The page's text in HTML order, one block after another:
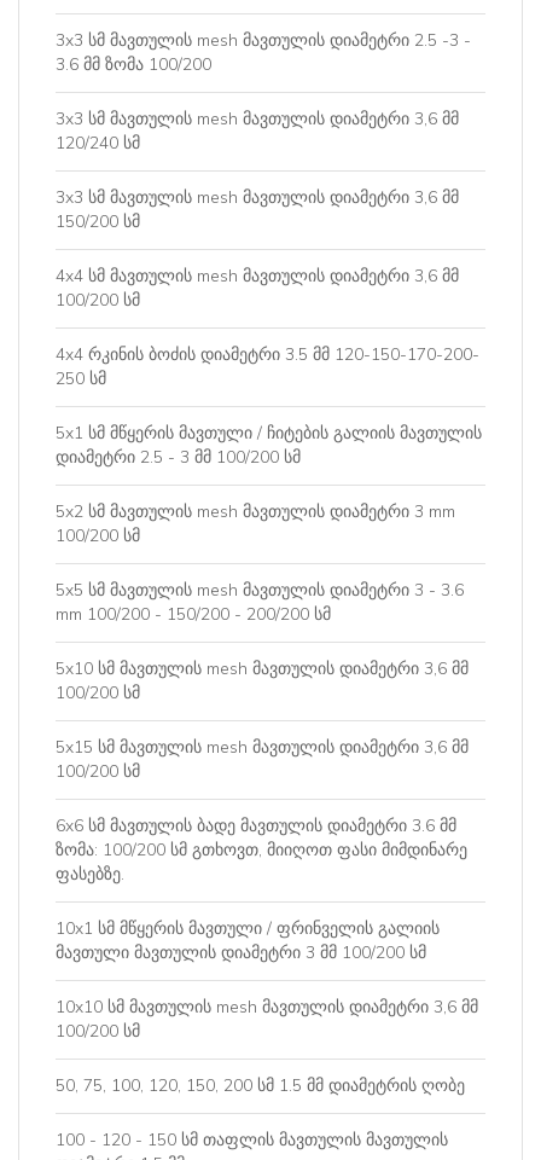
3x3 სმ მავთულის mesh მავთულის დიამეტრი 2.5 -3 -
3.6 მმ ზომა 100/200
3x3 სმ მავთულის mesh მავთულის დიამეტრი 3,6 მმ
120/240 სმ
3x3 სმ მავთულის mesh მავთულის დიამეტრი 3,6 მმ
150/200 სმ
4x4 სმ მავთულის mesh მავთულის დიამეტრი 3,6 მმ
100/200 სმ
4x4 რკინის ბოძის დიამეტრი 3.5 მმ 120-150-170-200-
250 სმ
5x1 სმ მწყერის მავთული / ჩიტების გალიის მავთულის
დიამეტრი 2.5 - 3 მმ 100/200 სმ
5x2 სმ მავთულის mesh მავთულის დიამეტრი 3 mm
100/200 სმ
5x5 სმ მავთულის mesh მავთულის დიამეტრი 3 - 3.6
mm 100/200 - 150/200 - 200/200 სმ
5x10 სმ მავთულის mesh მავთულის დიამეტრი 3,6 მმ
100/200 სმ
5x15 სმ მავთულის mesh მავთულის დიამეტრი 3,6 მმ
100/200 სმ
6x6 სმ მავთულის ბადე მავთულის დიამეტრი 3.6 მმ
ზომა: 100/200 სმ გთხოვთ, მიიღოთ ფასი მიმდინარე
ფასებზე.
10x1 სმ მწყერის მავთული / ფრინველის გალიის
მავთული მავთულის დიამეტრი 3 მმ 100/200 სმ
10x10 სმ მავთულის mesh მავთულის დიამეტრი 3,6 მმ
100/200 სმ
50, 75, 100, 120, 150, 200 სმ 1.5 მმ დიამეტრის ღობე
100 - 120 - 150 სმ თაფლის მავთულის მავთულის